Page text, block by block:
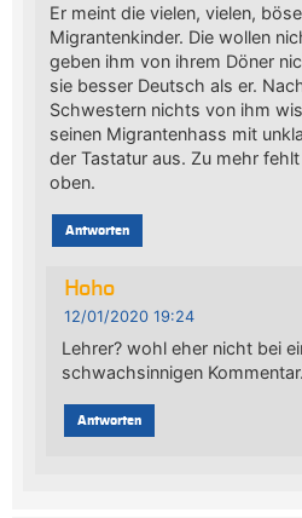
Er meint die vielen, vielen,
Migrantenkinder. Die wollen
geben ihm von ihrem Döner
sie besser Deutsch als er.
Schwestern nichts von ihm
seinen Migrantenhass mit
der Tastatur aus. Zu mehr
oben.
Antworten
Hoho
12/01/2020 19:24
Lehrer? wohl eher nicht bei
schwachsinnigen
Antworten